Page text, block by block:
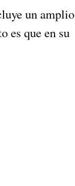
un amplio
es que en su